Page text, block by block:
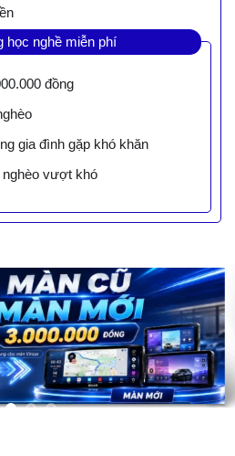
học nghề miễn phí
đồng
gia đình gặp khó khăn
nghèo vượt khó